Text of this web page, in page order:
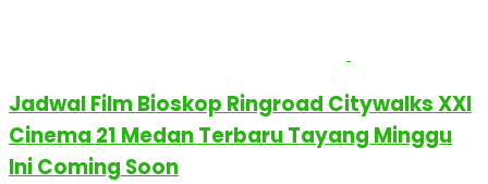
Jadwal Film Bioskop Ringroad Citywalks XXI
Cinema 21 Medan Terbaru Tayang Minggu
Ini Coming Soon